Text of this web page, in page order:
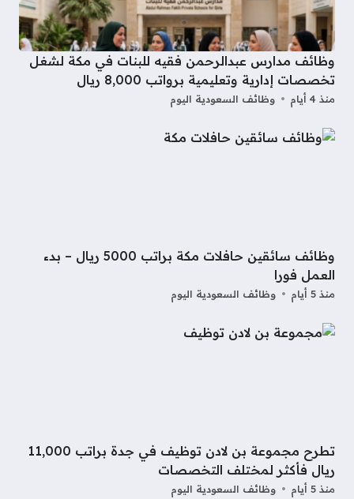
وظائف مدارس عبدالرحمن فقيه للبنات في مكة لشغل
تخصصات إدارية وتعليمية برواتب 8,000 ريال
منذ 4 أيام وظائف السعودية اليوم
وظائف سائقين حافلات مكة براتب 5000 ريال – بدء
العمل فورا
منذ 5 أيام وظائف السعودية اليوم
تطرح مجموعة بن لادن توظيف في جدة براتب 11,000
ريال فأكثر لمختلف التخصصات
منذ 5 أيام وظائف السعودية اليوم